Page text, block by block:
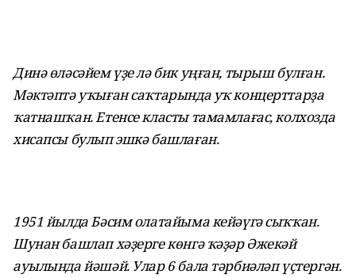
Динә өләсәйем үҙе лә бик уңған, тырыш булған.
Мәктәптә уҡыған саҡтарында уҡ концерттарҙа
ҡатнашҡан. Етенсе класты тамамлағас, колхозда
хисапсы булып эшкә башлаған.
1951 йылда Бәсим олатайыма кейәүгә сыҡҡан.
Шунан башлап хәҙерге көнгә ҡәҙәр Әжекәй
ауылында йәшәй. Улар 6 бала тәрбиәләп үҫтергән.